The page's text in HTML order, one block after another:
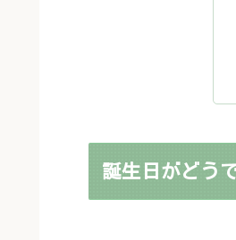
誕生日がどう